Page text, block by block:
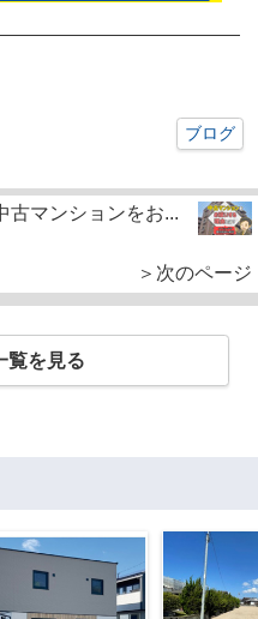
ブログ
古マンションをお...
＞次のページ
覧を見る